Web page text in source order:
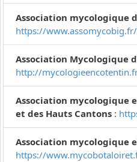
Association mycologique
https://www.assomycobig.fr/
Association Mycologique
http://
Association mycologique
et des Hauts Cantons :
Association mycologique
https://